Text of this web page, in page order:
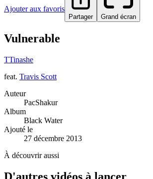
Ajouter aux favoris
Partager Grand écran
Vulnerable
TTinashe
feat. Travis Scott
Auteur
PacShakur
Album
Black Water
Ajouté le
27 décembre 2013
À découvrir aussi
D'autres vidéos à lancer